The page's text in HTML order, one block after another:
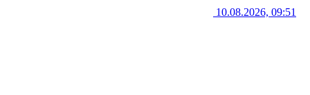
10.08.2026, 09:51